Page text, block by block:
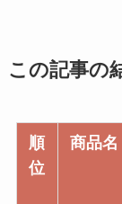
この記事の
順
位
商品名